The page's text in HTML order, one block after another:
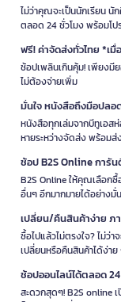
ไม่ว่าคุณจะเป็นนักเรียน
ตลอด 24 ชั่วโมง พร้อมโป
ฟรี! ค่าจัดส่งทั่วไทย *เ
ช้อปเพลินเกินคุ้ม! เพียง
ไม่ต้องจ่ายเพิ่ม
มั่นใจ หนังสือถึงมือปล
หนังสือทุกเล่มจากบีทูเอส
หายระหว่างจัดส่ง พร้อ
ช้อป B2S Online การั
B2S Online ให้คุณเลือกซื้
อื่นๆ อีกมากมายได้อย่างมั่
เปลี่ยน/คืนสินค้าง่าย ภา
ซื้อไปแล้วไม่ตรงใจ? ไม่ว่
เปลี่ยนหรือคืนสินค้าได้ง่า
ช้อปออนไลน์ได้ตลอด
สะดวกสุดๆ! B2S online